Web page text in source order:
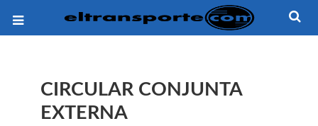
CIRCULAR CONJUNTA
EXTERNA